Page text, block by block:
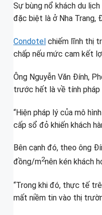
Sự bùng nổ khách du
đặc biệt là ở Nha Trang,
Condotel chiếm lĩnh thị
chấp nếu mức cam kết
Ông Nguyễn Văn Đính,
trước hết là về tính pháp
“Hiện pháp lý của mô
cấp sổ đỏ khiến khách
Bên cạnh đó, theo ông
đồng/m2nên kén khách
“Trong khi đó, thực tế
mất niềm tin vào thị